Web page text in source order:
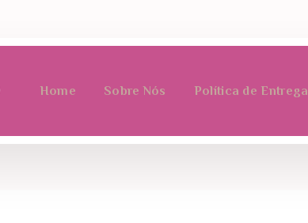
Home Sobre Nós Política de Entrega